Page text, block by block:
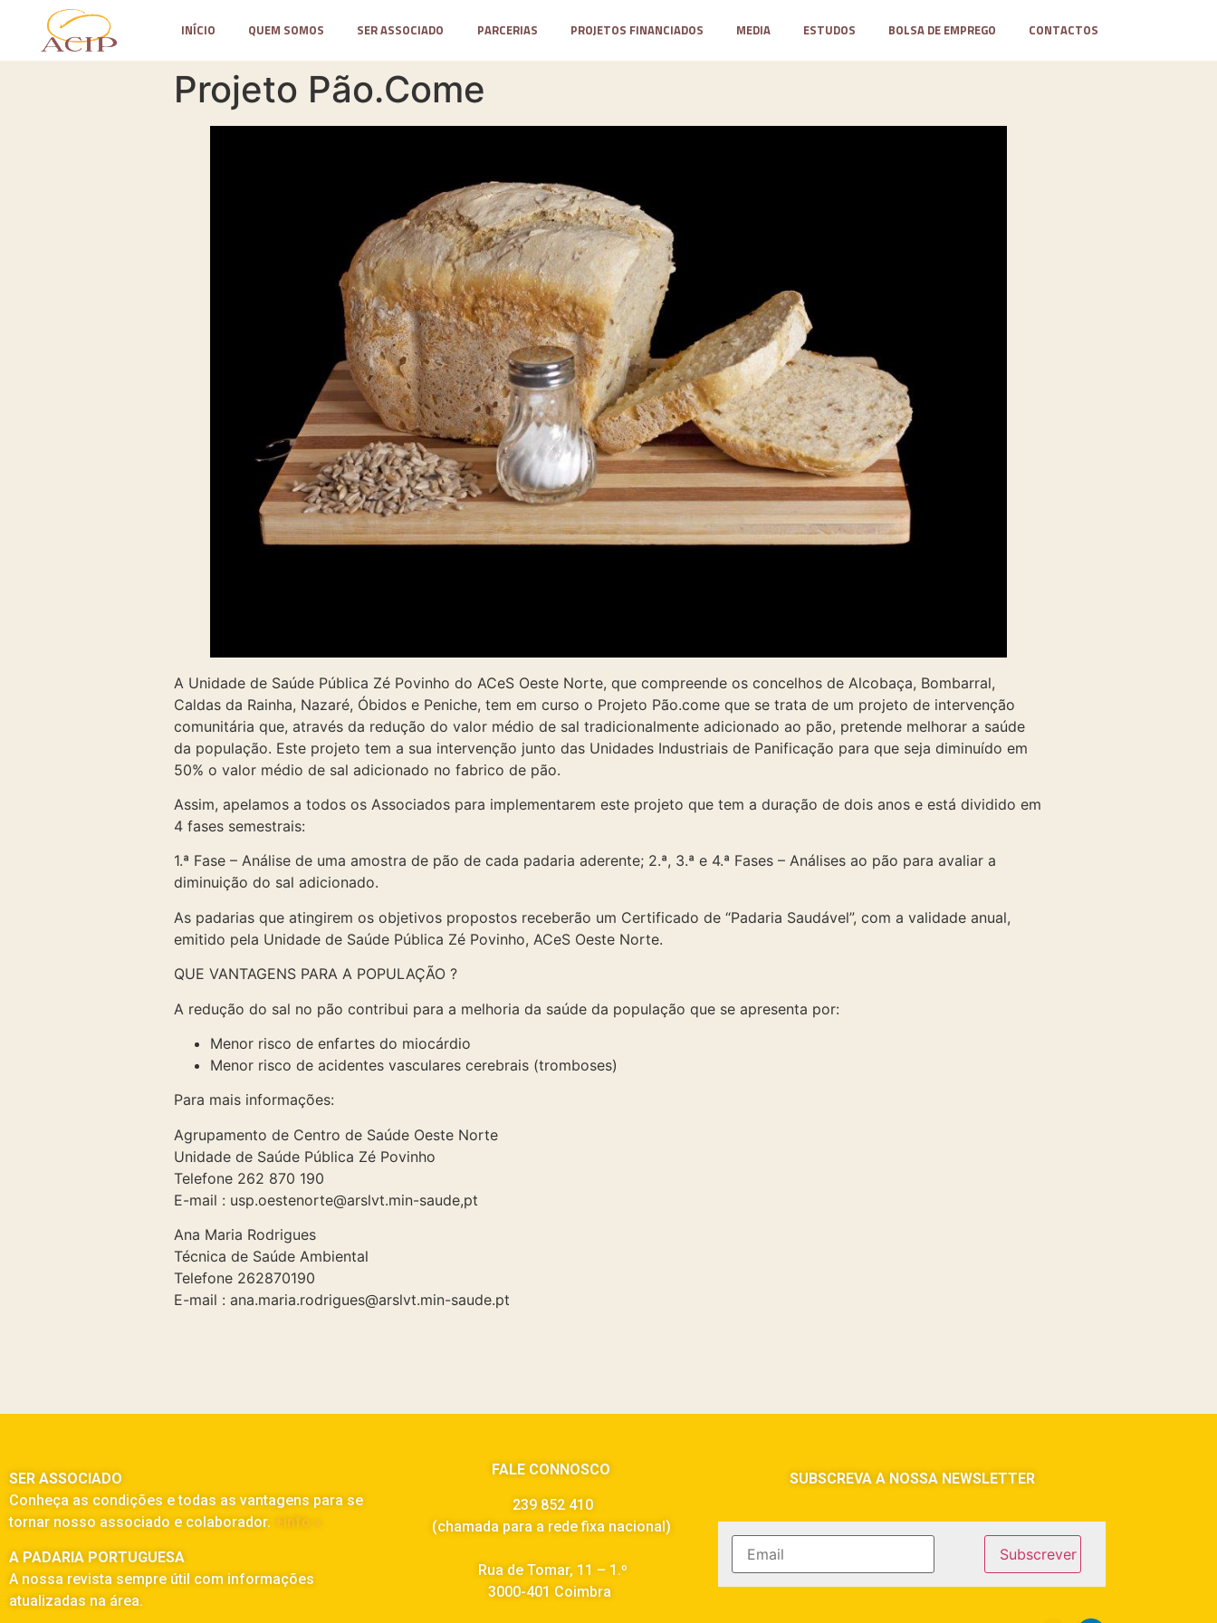
INÍCIO QUEM SOMOS SER ASSOCIADO PARCERIAS PROJETOS FINANCIADOS MEDIA ESTUDOS BOLSA DE EMPREGO CONTACTOS
Projeto Pão.Come
A Unidade de Saúde Pública Zé Povinho do ACeS Oeste Norte, que compreende os concelhos de Alcobaça, Bombarral,
Caldas da Rainha, Nazaré, Óbidos e Peniche, tem em curso o Projeto Pão.come que se trata de um projeto de intervenção
comunitária que, através da redução do valor médio de sal tradicionalmente adicionado ao pão, pretende melhorar a saúde
da população. Este projeto tem a sua intervenção junto das Unidades Industriais de Panificação para que seja diminuído em
50% o valor médio de sal adicionado no fabrico de pão.
Assim, apelamos a todos os Associados para implementarem este projeto que tem a duração de dois anos e está dividido em
4 fases semestrais:
1.ª Fase – Análise de uma amostra de pão de cada padaria aderente; 2.ª, 3.ª e 4.ª Fases – Análises ao pão para avaliar a
diminuição do sal adicionado.
As padarias que atingirem os objetivos propostos receberão um Certificado de “Padaria Saudável”, com a validade anual,
emitido pela Unidade de Saúde Pública Zé Povinho, ACeS Oeste Norte.
QUE VANTAGENS PARA A POPULAÇÃO ?
A redução do sal no pão contribui para a melhoria da saúde da população que se apresenta por:
Menor risco de enfartes do miocárdio
Menor risco de acidentes vasculares cerebrais (tromboses)
Para mais informações:
Agrupamento de Centro de Saúde Oeste Norte
Unidade de Saúde Pública Zé Povinho
Telefone 262 870 190
E-mail : usp.oestenorte@arslvt.min-saude,pt
Ana Maria Rodrigues
Técnica de Saúde Ambiental
Telefone 262870190
E-mail : ana.maria.rodrigues@arslvt.min-saude.pt
SER ASSOCIADO
Conheça as condições e todas as vantagens para se
tornar nosso associado e colaborador. +info »
A PADARIA PORTUGUESA
A nossa revista sempre útil com informações
atualizadas na área.
FALE CONNOSCO
239 852 410
(chamada para a rede fixa nacional)
Rua de Tomar, 11 – 1.º
3000-401 Coimbra
SUBSCREVA A NOSSA NEWSLETTER